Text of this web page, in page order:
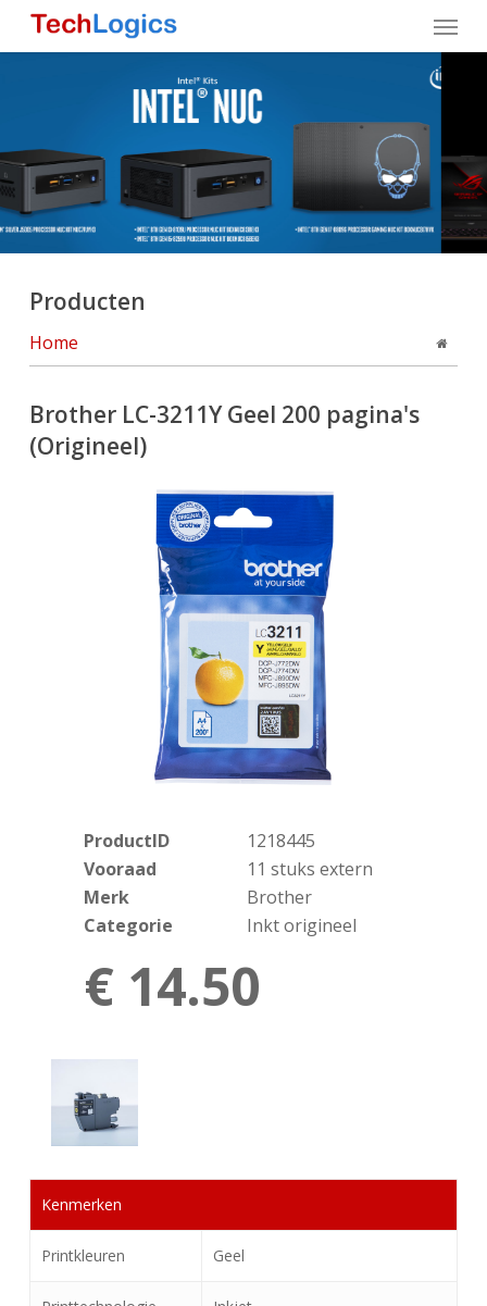
Skip
Menu
Producten
Home
Brother LC-3211Y Geel 200 pagina's
(Origineel)
ProductID
1218445
Vooraad
11 stuks extern
Merk
Brother
Categorie
Inkt origineel
€ 14.50
Kenmerken
Printkleuren Geel